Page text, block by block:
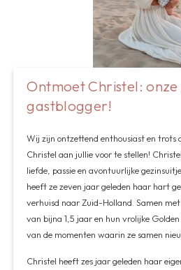
Ontmoet Christel: onze
gastblogger!
Wij zijn ontzettend enthousiast en trots
Christel aan jullie voor te stellen!
liefde, passie en avontuurlijke
heeft ze zeven jaar geleden haar hart
verhuisd naar Zuid-Holland. Samen
van bijna 1,5 jaar en hun vrolijke
van de momenten waarin ze samen
Christel heeft zes jaar geleden haar